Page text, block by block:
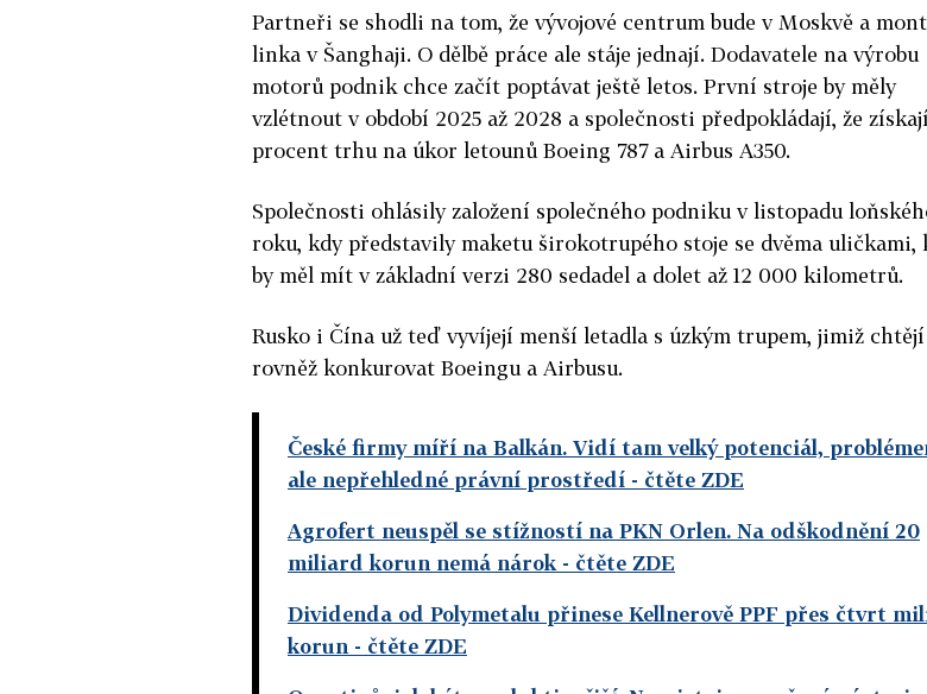
Partneři se shodli na tom, že vývojové centrum bude v Moskvě a
linka v Šanghaji. O dělbě práce ale stáje jednají. Dodavatele na výrobu
motorů podnik chce začít poptávat ještě letos. První stroje by měly
vzlétnout v období 2025 až 2028 a společnosti předpokládají, že
procent trhu na úkor letounů Boeing 787 a Airbus A350.
Společnosti ohlásily založení společného podniku v listopadu
roku, kdy představily maketu širokotrupého stoje se dvěma uličkami,
by měl mít v základní verzi 280 sedadel a dolet až 12 000 kilometrů.
Rusko i Čína už teď vyvíjejí menší letadla s úzkým trupem, jimiž chtějí
rovněž konkurovat Boeingu a Airbusu.
České firmy míří na Balkán. Vidí tam velký potenciál,
ale nepřehledné právní prostředí - čtěte ZDE
Agrofert neuspěl se stížností na PKN Orlen. Na odškodnění 20
miliard korun nemá nárok- čtěte ZDE
Dividenda od Polymetalu přinese Kellnerově PPF přes čtvrt
korun- čtěte ZDE